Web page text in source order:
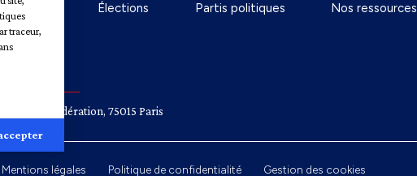
À propos Élections Partis politiques Nos ressources
Rue de la Fédération, 75015 Paris
Mentions légales Politique de confidentialité Gestion des cookies